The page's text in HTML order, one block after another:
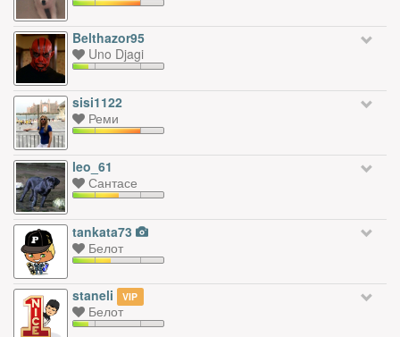
Belthazor95
Uno Djagi
sisi1122
Реми
leo_61
Сантасе
tankata73
Белот
staneli VIP
Белот